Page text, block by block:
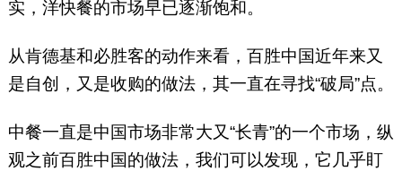
实，洋快餐的市场早已逐渐饱和。
从肯德基和必胜客的动作来看，百胜中国近年来又
是自创，又是收购的做法，其一直在寻找“破局”点。
中餐一直是中国市场非常大又“长青”的一个市场，纵
观之前百胜中国的做法，我们可以发现，它几乎盯